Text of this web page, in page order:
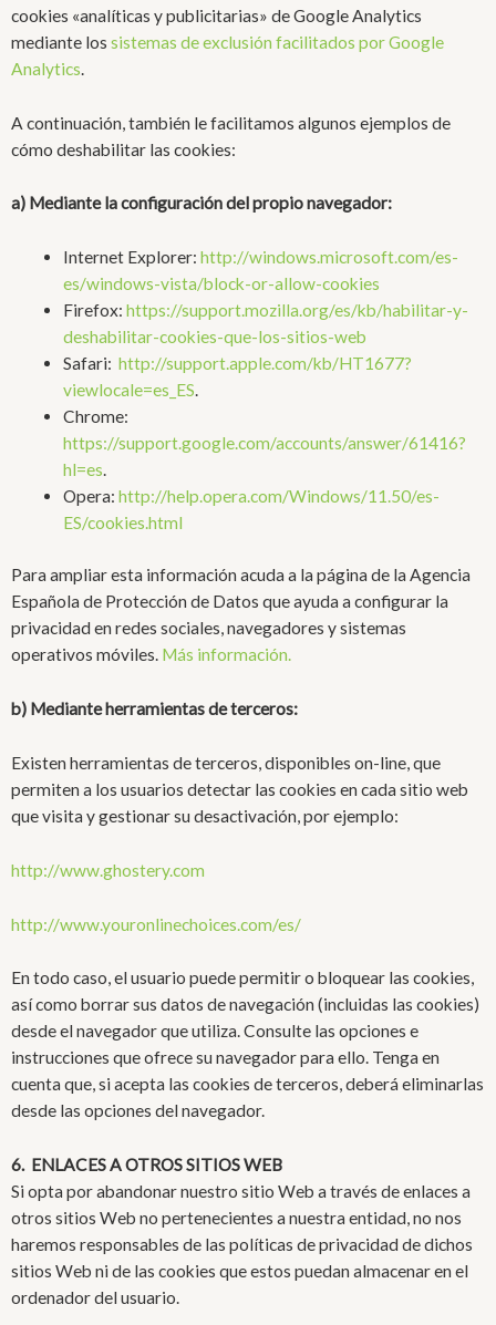
cookies «analíticas y publicitarias» de Google Analytics
mediante los sistemas de exclusión facilitados por Google
Analytics.
A continuación, también le facilitamos algunos ejemplos de
cómo deshabilitar las cookies:
a) Mediante la configuración del propio navegador:
Internet Explorer: http://windows.microsoft.com/es-
es/windows-vista/block-or-allow-cookies
Firefox: https://support.mozilla.org/es/kb/habilitar-y-
deshabilitar-cookies-que-los-sitios-web
Safari: http://support.apple.com/kb/HT1677?
viewlocale=es_ES.
Chrome:
https://support.google.com/accounts/answer/61416?
hl=es.
Opera: http://help.opera.com/Windows/11.50/es-
ES/cookies.html
Para ampliar esta información acuda a la página de la Agencia
Española de Protección de Datos que ayuda a configurar la
privacidad en redes sociales, navegadores y sistemas
operativos móviles. Más información.
b) Mediante herramientas de terceros:
Existen herramientas de terceros, disponibles on-line, que
permiten a los usuarios detectar las cookies en cada sitio web
que visita y gestionar su desactivación, por ejemplo:
http://www.ghostery.com
http://www.youronlinechoices.com/es/
En todo caso, el usuario puede permitir o bloquear las cookies,
así como borrar sus datos de navegación (incluidas las cookies)
desde el navegador que utiliza. Consulte las opciones e
instrucciones que ofrece su navegador para ello. Tenga en
cuenta que, si acepta las cookies de terceros, deberá eliminarlas
desde las opciones del navegador.
6. ENLACES A OTROS SITIOS WEB
Si opta por abandonar nuestro sitio Web a través de enlaces a
otros sitios Web no pertenecientes a nuestra entidad, no nos
haremos responsables de las políticas de privacidad de dichos
sitios Web ni de las cookies que estos puedan almacenar en el
ordenador del usuario.